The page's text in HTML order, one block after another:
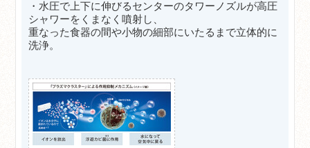
・水圧で上下に伸びるセンターのタワーノズルが高圧
シャワーをくまなく噴射し、
重なった食器の間や小物の細部にいたるまで立体的に
洗浄。